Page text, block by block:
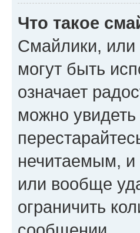
Что такое
Смайлики, или
могут быть
означает
можно
нечитаемым, и
или вообще
ограничить